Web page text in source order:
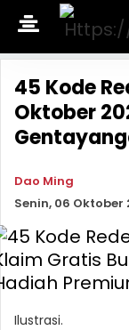
45 Kode
Oktober
Dao Ming
Senin, 06 Oktober
Ilustrasi.